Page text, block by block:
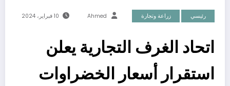
رئيسي زراعة وتجارة Ahmed 10 فبراير، 2024
اتحاد الغرف التجارية يعلن
استقرار أسعار الخضراوات